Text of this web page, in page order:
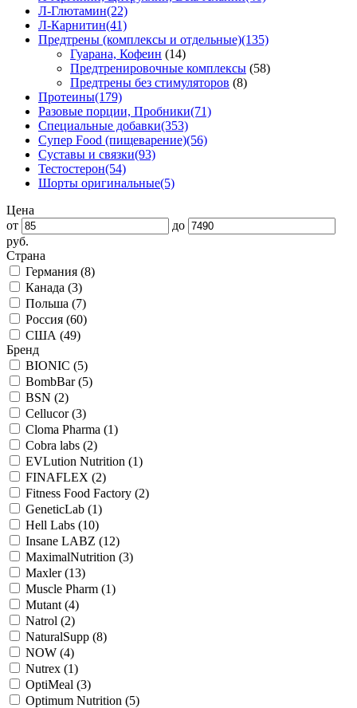
Л-Глютамин(22)
Л-Карнитин(41)
Предтрены (комплексы и отдельные)(135)
Гуарана, Кофеин (14)
Предтренировочные комплексы (58)
Предтрены без стимуляторов (8)
Протеины(179)
Разовые порции, Пробники(71)
Специальные добавки(353)
Супер Food (пищеварение)(56)
Суставы и связки(93)
Тестостерон(54)
Шорты оригинальные(5)
Цена
от
до
руб.
Страна
Германия (8)
Канада (3)
Польша (7)
Россия (60)
США (49)
Бренд
BIONIC (5)
BombBar (5)
BSN (2)
Cellucor (3)
Cloma Pharma (1)
Cobra labs (2)
EVLution Nutrition (1)
FINAFLEX (2)
Fitness Food Factory (2)
GeneticLab (1)
Hell Labs (10)
Insane LABZ (12)
MaximalNutrition (3)
Maxler (13)
Muscle Pharm (1)
Mutant (4)
Natrol (2)
NaturalSupp (8)
NOW (4)
Nutrex (1)
OptiMeal (3)
Optimum Nutrition (5)